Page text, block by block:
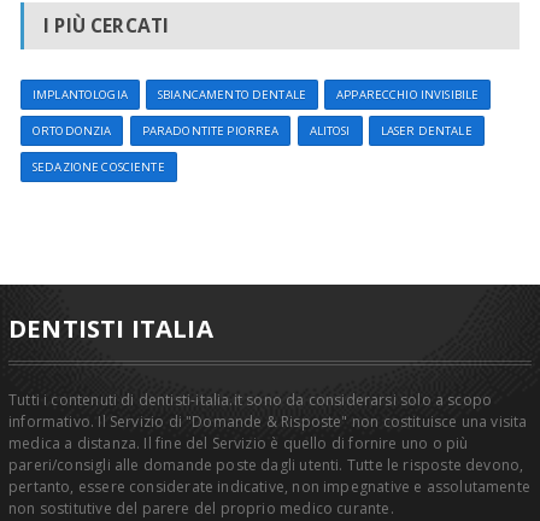
I PIÙ CERCATI
IMPLANTOLOGIA SBIANCAMENTO DENTALE APPARECCHIO INVISIBILE
ORTODONZIA PARADONTITE PIORREA ALITOSI LASER DENTALE
SEDAZIONE COSCIENTE
DENTISTI ITALIA
Tutti i contenuti di dentisti-italia.it sono da considerarsi solo a scopo
informativo. Il Servizio di "Domande & Risposte" non costituisce una visita
medica a distanza. Il fine del Servizio è quello di fornire uno o più
pareri/consigli alle domande poste dagli utenti. Tutte le risposte devono,
pertanto, essere considerate indicative, non impegnative e assolutamente
non sostitutive del parere del proprio medico curante.